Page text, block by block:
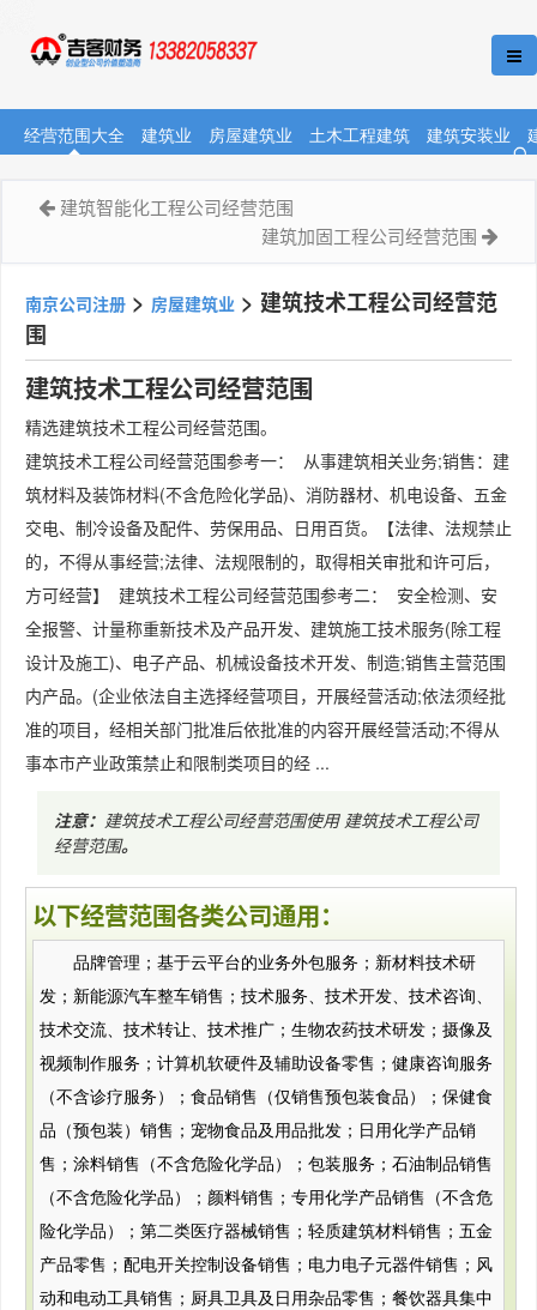
经营范围大全 建筑业 房屋建筑业 土木工程建筑 建筑安装业
建筑智能化工程公司经营范围
建筑加固工程公司经营范围
南京公司注册 > 房屋建筑业 > 建筑技术工程公司经营范
围
建筑技术工程公司经营范围
精选建筑技术工程公司经营范围。
建筑技术工程公司经营范围参考一： 从事建筑相关业务;销售：建
筑材料及装饰材料(不含危险化学品)、消防器材、机电设备、五金
交电、制冷设备及配件、劳保用品、日用百货。【法律、法规禁止
的，不得从事经营;法律、法规限制的，取得相关审批和许可后，
方可经营】 建筑技术工程公司经营范围参考二： 安全检测、安
全报警、计量称重新技术及产品开发、建筑施工技术服务(除工程
设计及施工)、电子产品、机械设备技术开发、制造;销售主营范围
内产品。(企业依法自主选择经营项目，开展经营活动;依法须经批
准的项目，经相关部门批准后依批准的内容开展经营活动;不得从
事本市产业政策禁止和限制类项目的经 ...
注意： 建筑技术工程公司经营范围使用 建筑技术工程公司
经营范围。
以下经营范围各类公司通用：
品牌管理；基于云平台的业务外包服务；新材料技术研
发；新能源汽车整车销售；技术服务、技术开发、技术咨询、
技术交流、技术转让、技术推广；生物农药技术研发；摄像及
视频制作服务；计算机软硬件及辅助设备零售；健康咨询服务
（不含诊疗服务）；食品销售（仅销售预包装食品）；保健食
品（预包装）销售；宠物食品及用品批发；日用化学产品销
售；涂料销售（不含危险化学品）；包装服务；石油制品销售
（不含危险化学品）；颜料销售；专用化学产品销售（不含危
险化学品）；第二类医疗器械销售；轻质建筑材料销售；五金
产品零售；配电开关控制设备销售；电力电子元器件销售；风
动和电动工具销售；厨具卫具及日用杂品零售；餐饮器具集中